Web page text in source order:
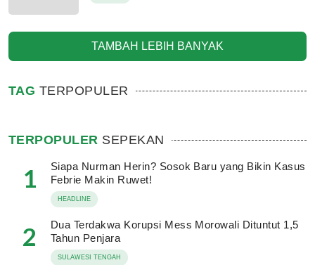
TAMBAH LEBIH BANYAK
TAG TERPOPULER
TERPOPULER SEPEKAN
1
Siapa Nurman Herin? Sosok Baru yang Bikin Kasus
Febrie Makin Ruwet!
HEADLINE
2
Dua Terdakwa Korupsi Mess Morowali Dituntut 1,5
Tahun Penjara
SULAWESI TENGAH